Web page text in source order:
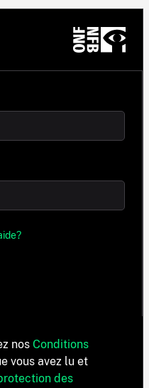
nos Conditions
vous avez lu et
des